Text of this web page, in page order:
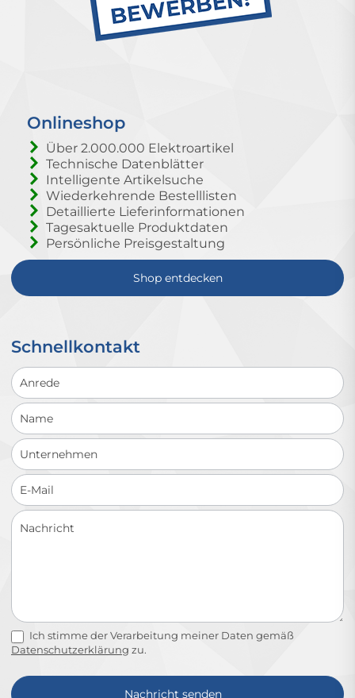
Onlineshop
Über 2.000.000 Elektroartikel
Technische Datenblätter
Intelligente Artikelsuche
Wiederkehrende Bestelllisten
Detaillierte Lieferinformationen
Tagesaktuelle Produktdaten
Persönliche Preisgestaltung
Shop entdecken
Schnellkontakt
Schnellkontakt
Ich stimme der Verarbeitung meiner Daten gemäß
Datenschutzerklärung zu.
Nachricht senden